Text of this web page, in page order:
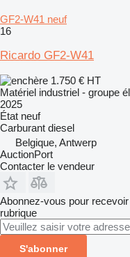
GF2-W41 neuf
16
Ricardo GF2-W41
1.750 € HT
Matériel industriel - groupe
2025
État neuf
Carburant diesel
Belgique, Antwerp
AuctionPort
Contacter le vendeur
Abonnez-vous pour
rubrique
S'abonner